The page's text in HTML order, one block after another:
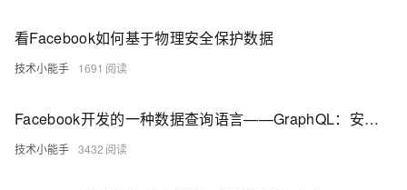
看Facebook如何基于物理安全保护数据
技术小能手 1691
Facebook开发的一种数据查询语言——GraphQL：安全概述和测试技巧
技术小能手 3432